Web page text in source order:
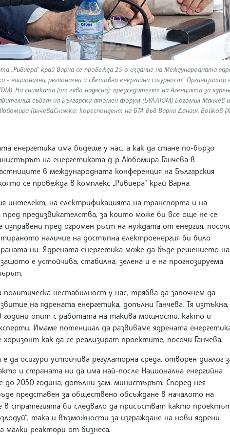
„Ривиера“ край Варна се провежда 25-о издание на Международната
- национална, регионална и световна енергийна сигурност“.
На снимката (от ляво надясно): председателят на Агенцията за
съвет на Български атомен форум (БУЛАТОМ) Богомил Манчев
Ганчева.Снимка: кореспондент на БТА във Варна Данаил Войков
енергетика има бъдеще у нас, а как да стане по-бързо
на енергетиката д-р Любомира Ганчева в
в международната конференция на Българския
се провежда в комплекс „Ривиера“ край Варна.
интелект, на електрификацията на транспорта и на
предизвикателства, за които може би все още не се
пред огромен ръст на нуждата от енергия,
наличие на достъпна електроенергия би било
ни. Ядрената енергетика може да бъде решението на
е устойчива, стабилна, зелена и е на прогнозируема
политическа нестабилност у нас, трябва да започнем да
на ядрената енергетика, допълни Ганчева. Тя изтъкна,
години опит с работата на такива мощности, както и
Имаме потенциал да развиваме ядрената
как да се реализират проектите, посочи Ганчева.
да осигури устойчива регулаторна среда, отворен диалог
и страната ни да има най-после Национална енергийна
до 2050 година, допълни зам.-министърът. Според нея
представен за обществено обсъждане в началото на
в стратегията би следвало да присъстват както
така и възможности за изграждане на нови ядрени
реактори от бизнеса.